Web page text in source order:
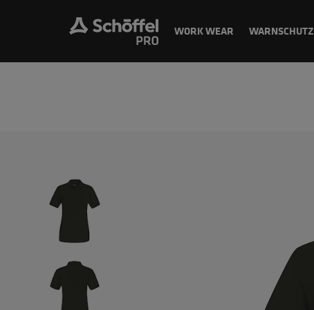
WORK WEAR WARNSCHUTZ